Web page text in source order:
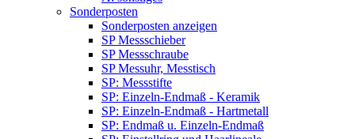
Sonderposten
Sonderposten anzeigen
SP Messschieber
SP Messschraube
SP Messuhr, Messtisch
SP: Messstifte
SP: Einzeln-Endmaß - Keramik
SP: Einzeln-Endmaß - Hartmetall
SP: Endmaß u. Einzeln-Endmaß